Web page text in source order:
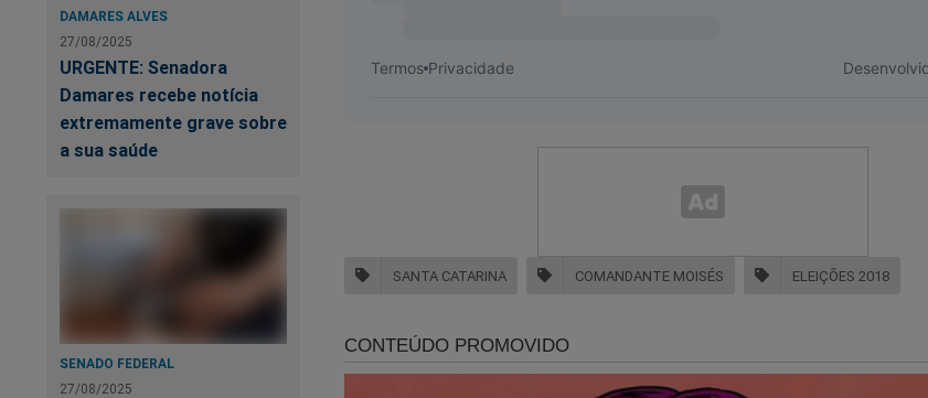
DAMARES ALVES
27/08/2025
URGENTE: Senadora
Damares recebe notícia
extremamente grave sobre
a sua saúde
SENADO FEDERAL
27/08/2025
SANTA CATARINA COMANDANTE MOISÉS ELEIÇÕES 2018